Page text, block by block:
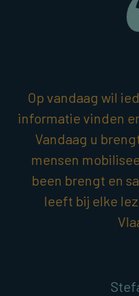
Op vandaag wil
informatie vinden
Vandaag u
mensen
been brengt en
leeft bij elke